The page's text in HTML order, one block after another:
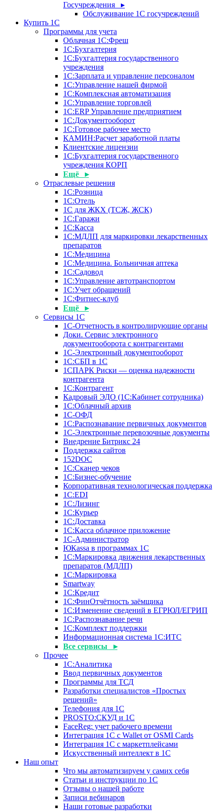
Госучреждения ▸
Обслуживание 1С госучреждений
Купить 1С
Программы для учета
Облачная 1С:Фреш
1С:Бухгалтерия
1С:Бухгалтерия государственного
учреждения
1С:Зарплата и управление персоналом
1С:Управление нашей фирмой
1С:Комплексная автоматизация
1С:Управление торговлей
1С:ERP Управление предприятием
1С:Документооборот
1C:Готовое рабочее место
КАМИН:Расчет заработной платы
Клиентские лицензии
1С:Бухгалтерия государственного
учреждения КОРП
Ещё ▸
Отраслевые решения
1С:Розница
1С:Отель
1С для ЖКХ (ТСЖ, ЖСК)
1С:Гаражи
1С:Касса
1С:МДЛП для маркировки лекарственных
препаратов
1С:Медицина
1С:Медицина. Больничная аптека
1С:Садовод
1С:Управление автотранспортом
1С:Учет обращений
1С:Фитнес-клуб
Ещё ▸
Сервисы 1С
1С-Отчетность в контролирующие органы
Доки. Сервис электронного
документооборота с контрагентами
1С-Электронный документооборот
1С:СБП в 1С
1СПАРК Риски — оценка надежности
контрагента
1С:Контрагент
Кадровый ЭДО (1С:Кабинет сотрудника)
1С:Облачный архив
1С-ОФД
1С:Распознавание первичных документов
1С-Электронные перевозочные документы
Внедрение Битрикс 24
Поддержка сайтов
152DOC
1С:Сканер чеков
1С:Бизнес-обучение
Корпоративная технологическая поддержка
1С:ЕDI
1С:Лизинг
1С:Курьер
1С:Доставка
1С:Касса облачное приложение
1С-Администратор
ЮКаssа в программах 1С
1С:Маркировка движения лекарственных
препаратов (МДЛП)
1С:Маркировка
Smartway
1С:Кредит
1С:ФинОтчётность заёмщика
1С:Изменение сведений в ЕГРЮЛ/ЕГРИП
1С:Распознавание речи
1С:Комплект поддержки
Информационная система 1С:ИТС
Все сервисы ▸
Прочее
1С:Аналитика
Ввод первичных документов
Программы для ТСД
Разработки специалистов «Простых
решений»
Телефония для 1С
PROSTO:СКУД и 1С
FaceReg: учет рабочего времени
Интеграция 1С с Wallet от OSMI Cards
Интеграция 1С с маркетплейсами
Искусственный интеллект в 1С
Наш опыт
Что мы автоматизируем у самих себя
Статьи и инструкции по 1С
Отзывы о нашей работе
Записи вебинаров
Наши готовые разработки